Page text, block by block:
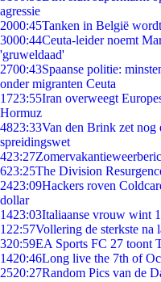
agressie
2000:45Tanken in België
3000:44Ceuta-leider noemt
'gruweldaad'
2700:43Spaanse politie:
onder migranten Ceuta
1723:55Iran overweegt
Hormuz
4823:33Van den Brink zet nog
spreidingswet
423:27
623:25The Division
2423:09Hackers roven
dollar
1423:03Italiaanse vrouw wint
1 22:57Vollering de sterkste na
320:59EA Sports FC 27 toont
1420:46Long live the 7th of
2520:27Random Pics van de